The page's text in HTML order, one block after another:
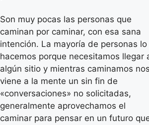
Son muy pocas las personas que
caminan por caminar, con esa sana
intención. La mayoría de personas lo
hacemos porque necesitamos llegar
algún sitio y mientras caminamos nos
viene a la mente un sin fin de
«conversaciones» no solicitadas,
generalmente aprovechamos el
caminar para pensar en un futuro